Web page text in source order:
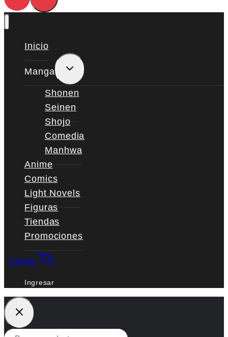
Inicio
Manga
Alternar
hijo
Shonen
Seinen
Shojo
Comedia
Manhwa
Anime
Comics
Light Novels
Figuras
Tiendas
Promociones
Carrito 0
Ingresar